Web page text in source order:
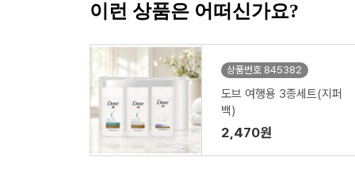
이런 상품은 어떠신가요?
상품번호 845382
도브 여행용 3종세트(지퍼
백)
2,470원